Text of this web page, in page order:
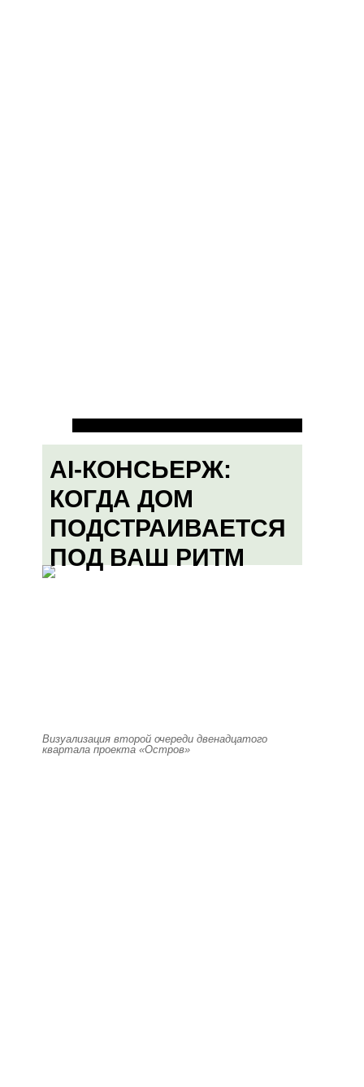
AI-КОНСЬЕРЖ:
КОГДА ДОМ
ПОДСТРАИВАЕТСЯ
ПОД ВАШ РИТМ
Визуализация второй очереди двенадцатого
квартала проекта «Остров»